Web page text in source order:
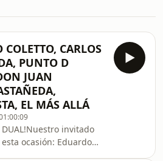
COLETTO, CARLOS
PUNTO D
JUAN
EL MÁS ALLÁ
DUAL!Nuestro invitado
ocasión: Eduardo